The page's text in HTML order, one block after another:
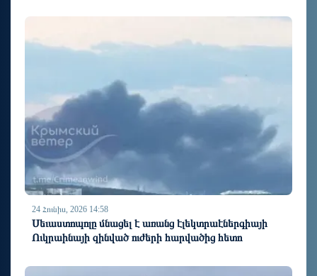
24 Հունիս, 2026 14:58
Սեւաստոպոլը մնացել է առանց էլեկտրաէներգիայի
Ուկրաինայի զինված ուժերի հարվածից հետո